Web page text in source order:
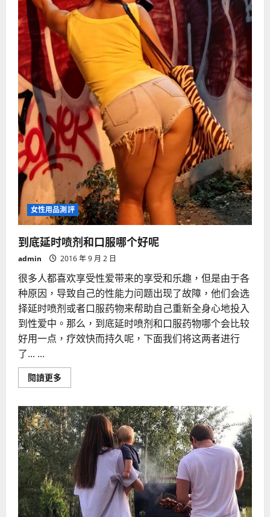
女性用品測評
到底延时喷剂和口服哪个好呢
admin 2016 年 9 月 2 日
很多人都喜欢享受性爱带来的享受和乐趣，但是由于各
种原因，导致自己的性能力问题出现了故障，他们会选
择延时喷剂或者口服药物来帮助自己重新全身心地投入
到性爱中。那么，到底延时喷剂和口服药物哪个会比较
好用一点，疗效快而持久呢，下面我们将这两者进行
了... ...
閱讀更多
more
底
延
时
喷
剂
和
口
服
哪
个
好
呢